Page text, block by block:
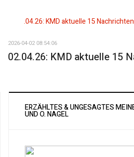
2026-04-02 08:54:06
02.04.26: KMD aktuelle 15
ERZÄHLTES & UNGESAGTES
ND O. NAGEL